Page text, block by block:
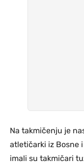
Na takmičenju je
atletičarki iz Bosne
imali su takmičari